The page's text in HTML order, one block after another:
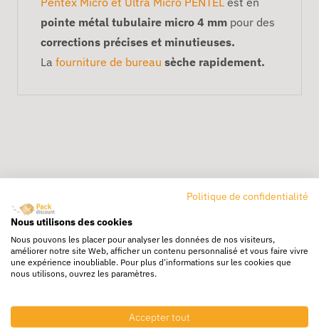
pointe métal tubulaire micro 4 mm pour des
corrections précises et minutieuses.
La fourniture de bureau sèche rapidement.
Livraison rapide
24/72h partout en europe
Livraison gratuite
Dès 250€ HT d’achat
Profitez de prix bas toute l’année
Politique de confidentialité
Nous utilisons des cookies
Nous pouvons les placer pour analyser les données de nos visiteurs,
améliorer notre site Web, afficher un contenu personnalisé et vous faire vivre
une expérience inoubliable. Pour plus d'informations sur les cookies que
nous utilisons, ouvrez les paramètres.
Accepter tout